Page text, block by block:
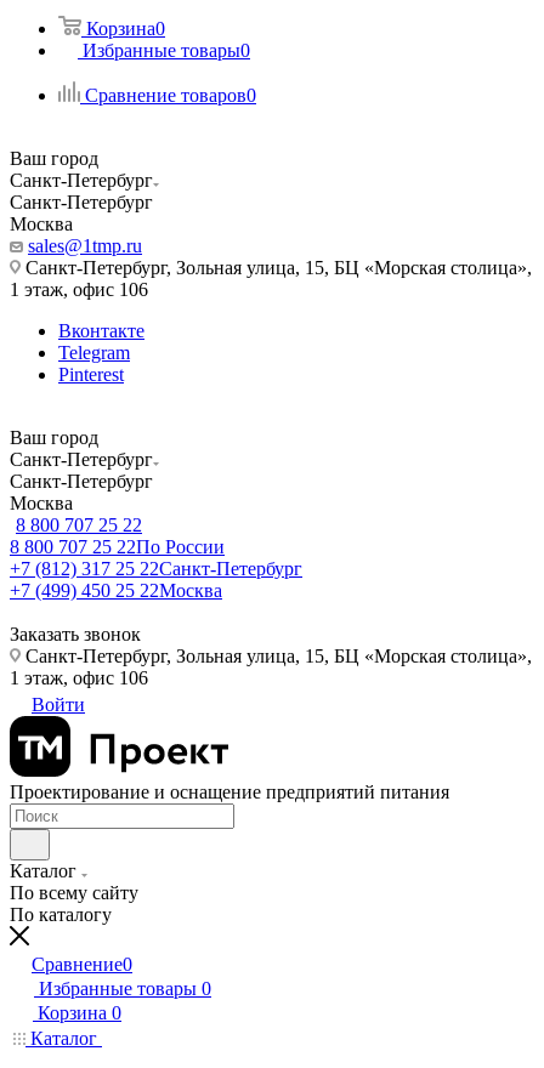
Корзина0
Избранные товары0
Сравнение товаров0
Ваш город
Санкт-Петербург
Санкт-Петербург
Москва
sales@1tmp.ru
Санкт-Петербург, Зольная улица, 15, БЦ «Морская столица»,
1 этаж, офис 106
Вконтакте
Telegram
Pinterest
Ваш город
Санкт-Петербург
Санкт-Петербург
Москва
8 800 707 25 22
8 800 707 25 22По России
+7 (812) 317 25 22Санкт-Петербург
+7 (499) 450 25 22Москва
Заказать звонок
Санкт-Петербург, Зольная улица, 15, БЦ «Морская столица»,
1 этаж, офис 106
Войти
Проектирование и оснащение предприятий питания
Каталог
По всему сайту
По каталогу
Сравнение0
Избранные товары 0
Корзина 0
Каталог